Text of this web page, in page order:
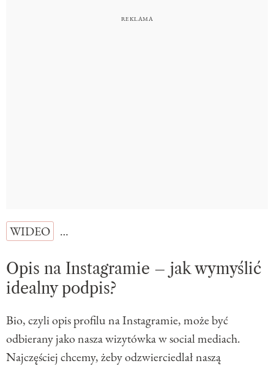
WIDEO …
Opis na Instagramie – jak wymyślić
idealny podpis?
Bio, czyli opis profilu na Instagramie, może być
odbierany jako nasza wizytówka w social mediach.
Najczęściej chcemy, żeby odzwierciedlał naszą